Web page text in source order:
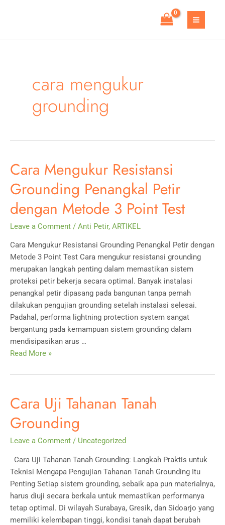
MAIN
cara mengukur
grounding
Cara Mengukur Resistansi
Grounding Penangkal Petir
dengan Metode 3 Point Test
Leave a Comment / Anti Petir, ARTIKEL
Cara Mengukur Resistansi Grounding Penangkal Petir dengan
Metode 3 Point Test Cara mengukur resistansi grounding
merupakan langkah penting dalam memastikan sistem
proteksi petir bekerja secara optimal. Banyak instalasi
penangkal petir dipasang pada bangunan tanpa pernah
dilakukan pengujian grounding setelah instalasi selesai.
Padahal, performa lightning protection system sangat
bergantung pada kemampuan sistem grounding dalam
mendisipasikan arus …
Cara
Resistansi
Penangkal
dengan
Metode
Point
Test
Read More »
Cara Uji Tahanan Tanah
Grounding
Leave a Comment / Uncategorized
Cara Uji Tahanan Tanah Grounding: Langkah Praktis untuk
Teknisi Mengapa Pengujian Tahanan Tanah Grounding Itu
Penting Setiap sistem grounding, sebaik apa pun materialnya,
harus diuji secara berkala untuk memastikan performanya
tetap optimal. Di wilayah Surabaya, Gresik, dan Sidoarjo yang
memiliki kelembapan tinggi, kondisi tanah dapat berubah